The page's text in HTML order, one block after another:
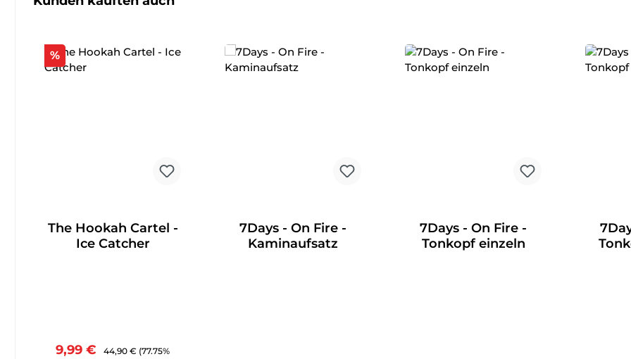
%Rabatt
The Hookah Cartel -
Ice Catcher
Verkaufspreis:
9,99 € Regulärer Preis:
44,90 € (77.75%
7Days - On Fire -
Kaminaufsatz
7Days - On Fire -
Tonkopf einzeln